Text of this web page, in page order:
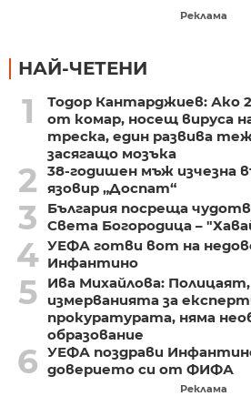
Реклама
НАЙ-ЧЕТЕНИ
1
Тодор Кантарджиев: Ако
от комар, носещ вируса
треска, един развива
засягащо мозъка
2
38-годишен мъж изчезна
язовир „Доспат“
3
България посреща
Света Богородица –
4 УЕФА готви вот на
Инфантино
5
Ива Михайлова:
измерванията за
прокуратурата, няма
образование
6 УЕФА поздрави
доверието си от ФИФА
Реклама